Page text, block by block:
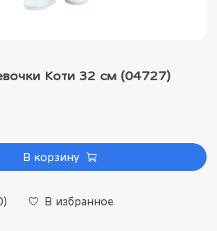
Коти 32 см (04727)
В избранное
В корзину